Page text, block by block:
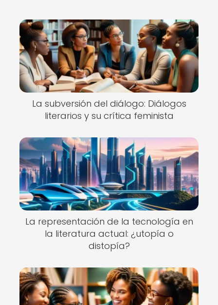
La subversión del diálogo: Diálogos
literarios y su crítica feminista
La representación de la tecnología en
la literatura actual: ¿utopía o
distopía?